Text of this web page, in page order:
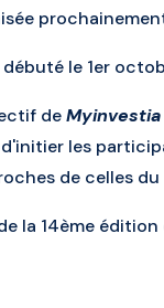
débuté le 1er
deMyinvestia
les
de celles du
la 14ème édition